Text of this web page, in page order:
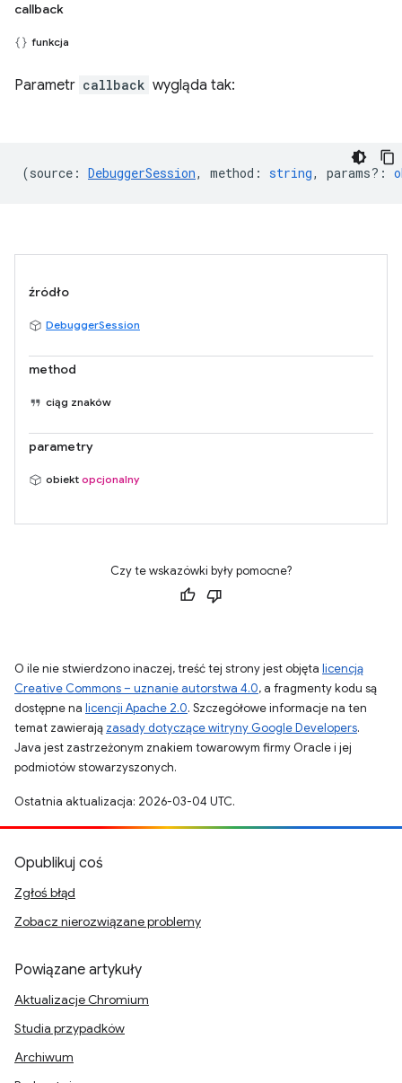
callback
funkcja
Parametr callback wygląda tak:
(source : DebuggerSession, method : string, params? :
źródło
DebuggerSession
method
ciąg znaków
parametry
obiekt opcjonalny
Czy te wskazówki były pomocne?
O ile nie stwierdzono inaczej, treść tej strony jest objęta licencją
Creative Commons – uznanie autorstwa 4.0, a fragmenty kodu są
dostępne na licencji Apache 2.0. Szczegółowe informacje na ten
temat zawierają zasady dotyczące witryny Google Developers.
Java jest zastrzeżonym znakiem towarowym firmy Oracle i jej
podmiotów stowarzyszonych.
Ostatnia aktualizacja: 2026-03-04 UTC.
Opublikuj coś
Zgłoś błąd
Zobacz nierozwiązane problemy
Powiązane artykuły
Aktualizacje Chromium
Studia przypadków
Archiwum